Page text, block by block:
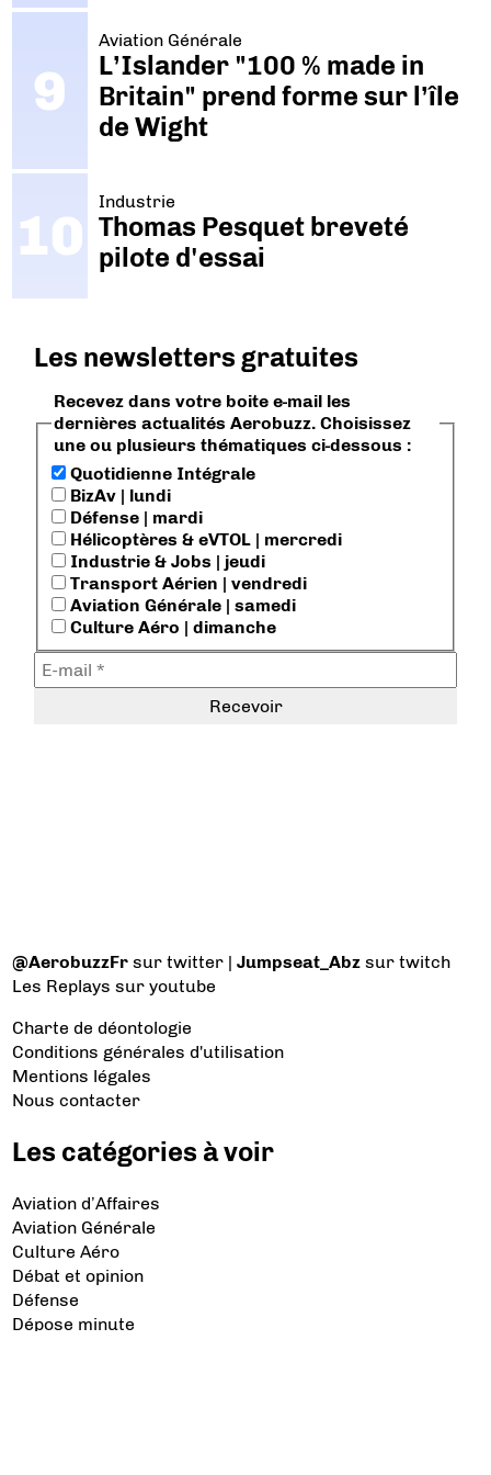
Aviation Générale
L’Islander "100 % made in
Britain" prend forme sur l’île
de Wight
Industrie
Thomas Pesquet breveté
pilote d'essai
Les newsletters gratuites
Recevez dans votre boite e-mail les
dernières actualités Aerobuzz. Choisissez
une ou plusieurs thématiques ci-dessous :
Quotidienne Intégrale
BizAv | lundi
Défense | mardi
Hélicoptères & eVTOL | mercredi
Industrie & Jobs | jeudi
Transport Aérien | vendredi
Aviation Générale | samedi
Culture Aéro | dimanche
@AerobuzzFr sur twitter |Jumpseat_Abz sur twitch
Les Replays sur youtube
Charte de déontologie
Conditions générales d'utilisation
Mentions légales
Nous contacter
Les catégories à voir
Aviation d’Affaires
Aviation Générale
Culture Aéro
Débat et opinion
Défense
Dépose minute